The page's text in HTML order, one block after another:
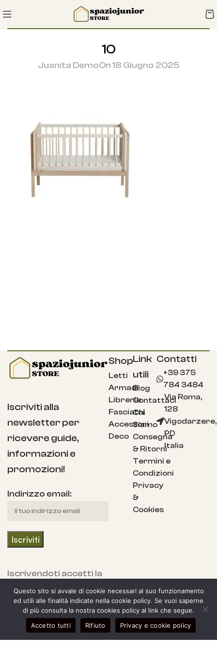
10
Juanita DemoOn 18 Giugno 2025
Iscriviti alla
newsletter per
ricevere guide,
informazioni e
promozioni!
Indirizzo email:
Iscrivendoti accetti la
nostra Informativa
sulla privacy e fornisci
il consenso a ricevere
aggiornamenti dalla
nostra azienda.
Shop
Letti
Armadi
Librerie
Fasciatoi
Accessori
Deco
Link
utili
Blog
Contattaci
Chi
Siamo
Consegna
& Ritorni
Termini e
Condizioni
Privacy
&
Cookies
Contatti
+39 375
784 3484
Via Roma,
128
Vigodarzere,
PD
Italia
laterale
Il mio account
0
Carrello
Questo sito si avvale di cookie necessari al suo funzionamento
ed utili alle finalità indicate nella cookie policy. Se vuoi saperne
di più consulta la nostra cookies policy al link che segue.
Accetto tutti
Rifiuto Privacy e cookie policy